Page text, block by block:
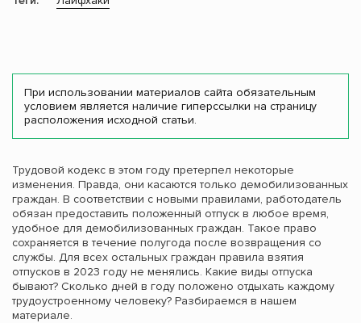
При использовании материалов сайта обязательным
условием является наличие гиперссылки на страницу
расположения исходной статьи.
Трудовой кодекс в этом году претерпел некоторые
изменения. Правда, они касаются только демобилизованных
граждан. В соответствии с новыми правилами, работодатель
обязан предоставить положенный отпуск в любое время,
удобное для демобилизованных граждан. Такое право
сохраняется в течение полугода после возвращения со
службы. Для всех остальных граждан правила взятия
отпусков в 2023 году не менялись. Какие виды отпуска
бывают? Сколько дней в году положено отдыхать каждому
трудоустроенному человеку? Разбираемся в нашем
материале.